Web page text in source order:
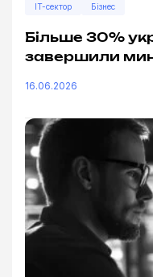
IT-сектор Бізнес
Більше 30%
завершили
16.06.2026